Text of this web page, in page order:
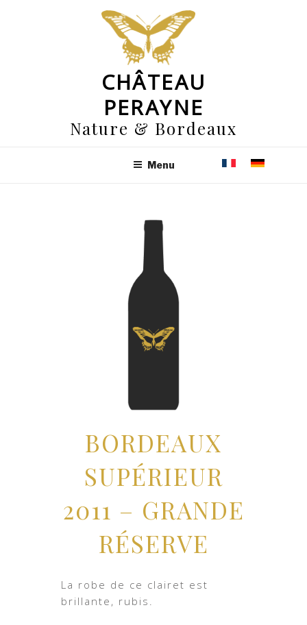
CHÂTEAU
PERAYNE
Nature & Bordeaux
Menu
BORDEAUX
SUPÉRIEUR
2011 – GRANDE
RÉSERVE
La robe de ce clairet est
brillante, rubis.